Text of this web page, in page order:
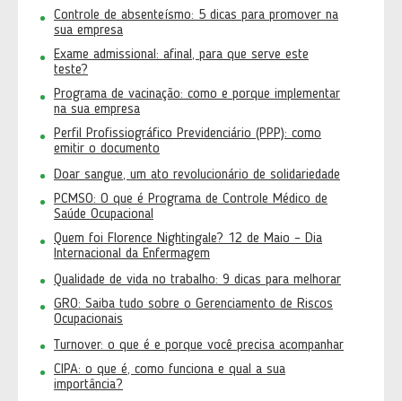
Controle de absenteísmo: 5 dicas para promover na
sua empresa
Exame admissional: afinal, para que serve este
teste?
Programa de vacinação: como e porque implementar
na sua empresa
Perfil Profissiográfico Previdenciário (PPP): como
emitir o documento
Doar sangue, um ato revolucionário de solidariedade
PCMSO: O que é Programa de Controle Médico de
Saúde Ocupacional
Quem foi Florence Nightingale? 12 de Maio – Dia
Internacional da Enfermagem
Qualidade de vida no trabalho: 9 dicas para melhorar
GRO: Saiba tudo sobre o Gerenciamento de Riscos
Ocupacionais
Turnover: o que é e porque você precisa acompanhar
CIPA: o que é, como funciona e qual a sua
importância?